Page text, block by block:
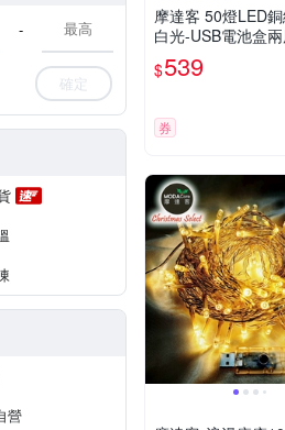
-
確定
營
摩達客 50燈LED
白光-USB電池盒
浪漫星星燈聖誕燈串
$539
券